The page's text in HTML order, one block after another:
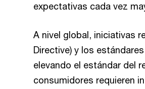
expectativas cada vez
A nivel global, iniciativas
Directive) y los
elevando el estándar del
consumidores requieren